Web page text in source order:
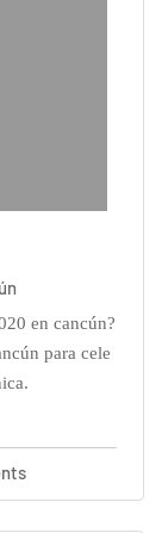
para cele